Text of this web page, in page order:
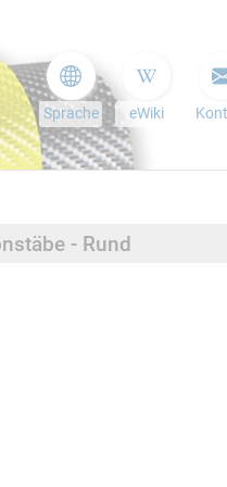
Sprache eWiki
- Rund